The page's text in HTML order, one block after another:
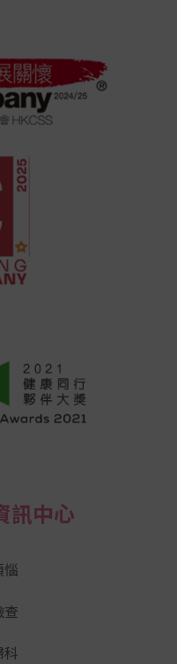
訊中心
惱
查
科